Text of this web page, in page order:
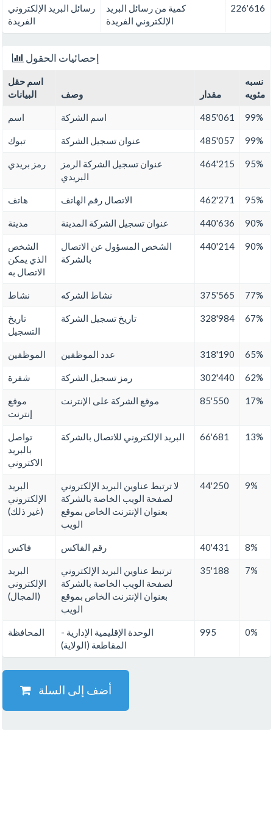
رسائل البريد الإلكتروني
الفريدة
كمية من رسائل البريد
الإلكتروني الفريدة
226'616
إحصائيات الحقول
اسم حقل
البيانات
وصف مقدار
نسبه
مئويه
اسم اسم الشركة 485'061 99%
تبوك عنوان تسجيل الشركة 485'057 99%
رمز بريدي
عنوان تسجيل الشركة الرمز
البريدي
464'215 95%
هاتف الاتصال رقم الهاتف 462'271 95%
مدينة عنوان تسجيل الشركة المدينة 440'636 90%
الشخص
الذي يمكن
الاتصال به
الشخص المسؤول عن الاتصال
بالشركة
440'214 90%
نشاط نشاط الشركه 375'565 77%
تاريخ
التسجيل
تاريخ تسجيل الشركة 328'984 67%
الموظفين عدد الموظفين 318'190 65%
شفرة رمز تسجيل الشركة 302'440 62%
موقع
إنترنت
موقع الشركة على الإنترنت 85'550 17%
تواصل
بالبريد
الاكتروني
البريد الإلكتروني للاتصال بالشركة 66'681 13%
البريد
الإلكتروني
(غير ذلك)
لا ترتبط عناوين البريد الإلكتروني
لصفحة الويب الخاصة بالشركة
بعنوان الإنترنت الخاص بموقع
الويب
44'250 9%
فاكس رقم الفاكس 40'431 8%
البريد
الإلكتروني
(المجال)
ترتبط عناوين البريد الإلكتروني
لصفحة الويب الخاصة بالشركة
بعنوان الإنترنت الخاص بموقع
الويب
35'188 7%
المحافظة
الوحدة الإقليمية الإدارية -
المقاطعة (الولاية)
995 0%
أضف إلى السلة